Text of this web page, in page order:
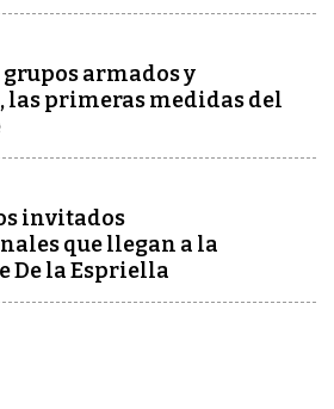
armados y
las primeras medidas del
invitados
que llegan a la
De la Espriella